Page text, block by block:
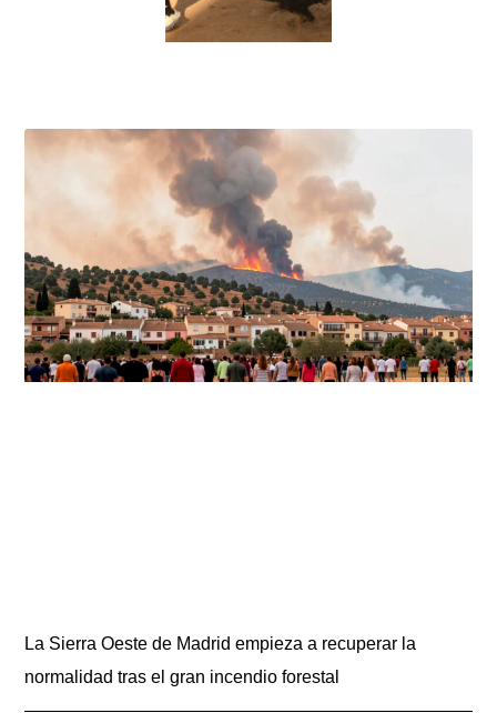
La Sierra Oeste de Madrid empieza a recuperar la
normalidad tras el gran incendio forestal